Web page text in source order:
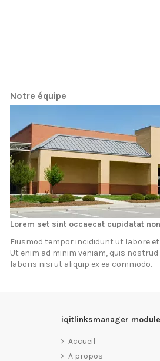
Notre équipe
Lorem set sint occaecat cupidatat non
Eiusmod tempor incididunt ut labore
Ut enim ad minim veniam, quis
laboris nisi ut aliquip ex ea commodo.
iqitlinksmanager module
Accueil
A propos